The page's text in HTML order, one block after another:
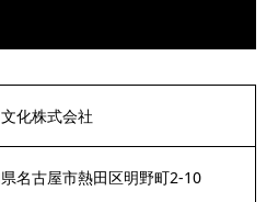
化株式会社
名古屋市熱田区明野町2-10